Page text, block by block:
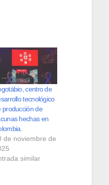
centro de
tecnológico
producción de
hechas en
de noviembre de
similar